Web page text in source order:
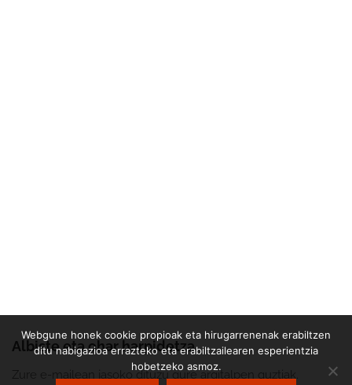
Albiste eta ohar harpidetza
Zure e-mailean jasoko dituzu gure argitalpen guztiak.
Webgune honek cookie propioak eta hirugarrenenak erabiltzen
ditu nabigazioa errazteko eta erabiltzailearen esperientzia
hobetzeko asmoz.